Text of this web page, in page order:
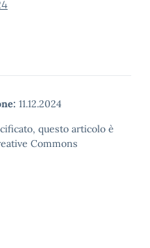
11.12.2024
questo articolo è
Commons